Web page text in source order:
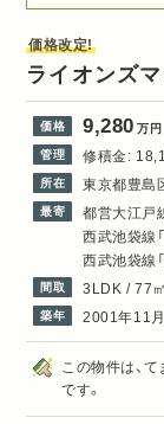
価格改定!
ライオンズ
価格 9,280 万円
管理
修積金:
所在 東京都豊島
最寄
都営大江戸
西武池袋線
西武池袋線
間取 3LDK / 77㎡
築年 2001年11月
この物件は、
です。